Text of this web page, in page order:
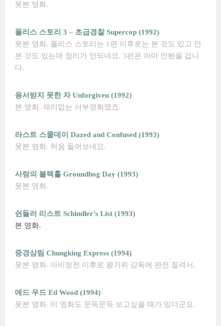
못본 영화.
폴리스 스토리 3 – 초급경찰 Supercop (1992)
못본 영화. 폴리스 스토리는 1편 이후로는 본 것도 있고 안
본 것도 있는데 정리가 안되네요. 3편은 아마 안봤을 겁니
다.
용서받지 못한 자 Unforgiven (1992)
본 영화. 재미없는 서부영화였죠.
라스트 스쿨데이 Dazed and Confused (1993)
못본 영화. 처음 들어보네요.
사랑의 블랙홀 Groundhog Day (1993)
못본 영화.
쉰들러 리스트 Schindler’s List (1993)
본 영화.
중경삼림 Chungking Express (1994)
못본 영화. 아비정전 이후로 왕가위 감독에 완전 질려서.
에드 우드 Ed Wood (1994)
못본 영화. 이 영화도 문득문득 보고싶을 때가 있더군요.